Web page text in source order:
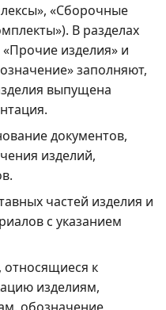
«Сборочные
В разделах
изделия» и
заполняют,
выпущена
документов,
изделий,
частей изделия и
с указанием
относящиеся к
изделиям,